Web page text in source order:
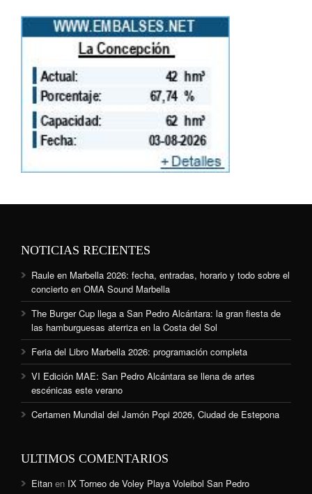
NOTICIAS RECIENTES
Raule en Marbella 2026: fecha, entradas, horario y todo sobre el
concierto en OMA Sound Marbella
The Burger Cup llega a San Pedro Alcántara: la gran fiesta de
las hamburguesas aterriza en la Costa del Sol
Feria del Libro Marbella 2026: programación completa
VI Edición MAE: San Pedro Alcántara se llena de artes
escénicas este verano
Certamen Mundial del Jamón Popi 2026, Ciudad de Estepona
ULTIMOS COMENTARIOS
Eitan en IX Torneo de Voley Playa Voleibol San Pedro